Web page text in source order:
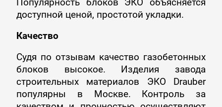
Популярность блоков ЭКО объясняется
доступной ценой, простотой укладки.
Качество
Судя по отзывам качество газобетонных
блоков высокое. Изделия завода
строительных материалов ЭКО Drauber
популярны в Москве. Контроль за